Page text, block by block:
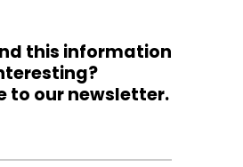
this information
to our newsletter.